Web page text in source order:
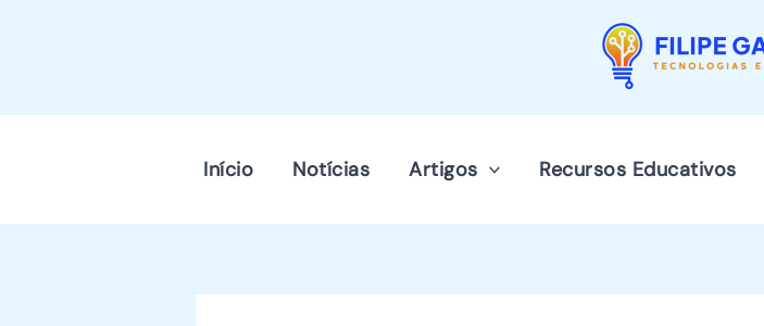
Início Notícias Artigos Recursos Educativos